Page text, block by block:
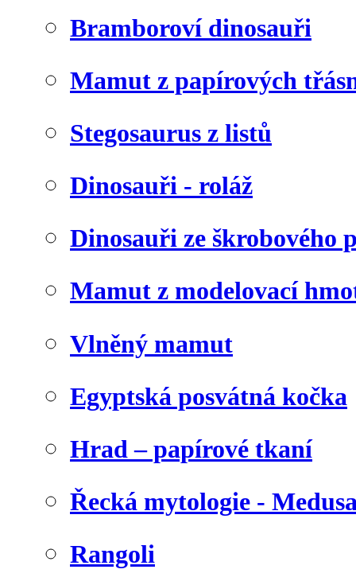
Bramboroví dinosauři
Mamut z papírových
Stegosaurus z listů
Dinosauři - roláž
Dinosauři ze škrobového
Mamut z modelovací
Vlněný mamut
Egyptská posvátná kočka
Hrad – papírové tkaní
Řecká mytologie -
Rangoli